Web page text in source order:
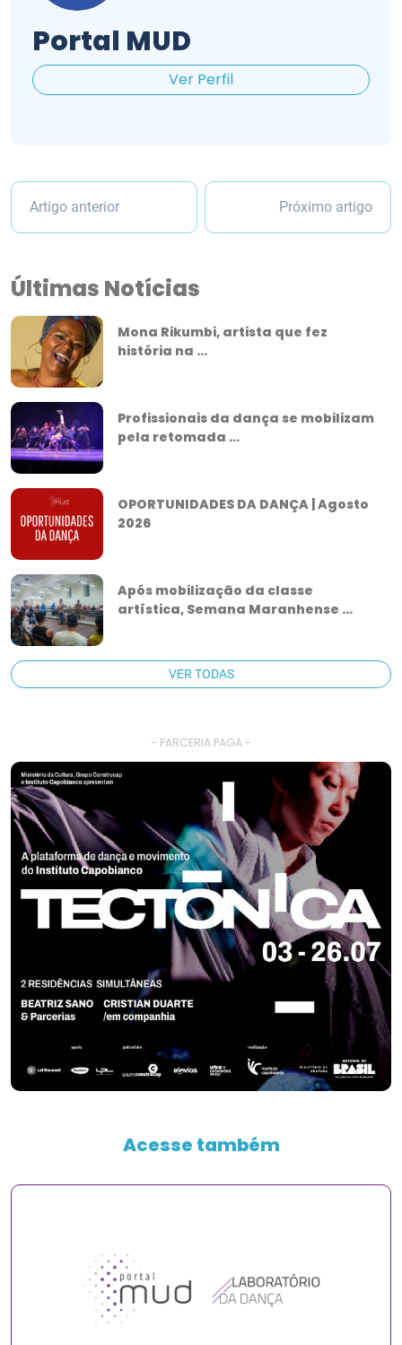
Portal MUD
Ver Perfil
Artigo anterior Próximo artigo
Últimas Notícias
Mona Rikumbi, artista que fez
história na ...
Profissionais da dança se mobilizam
pela retomada ...
OPORTUNIDADES DA DANÇA | Agosto
2026
Após mobilização da classe
artística, Semana Maranhense ...
VER TODAS
- PARCERIA PAGA -
Acesse também